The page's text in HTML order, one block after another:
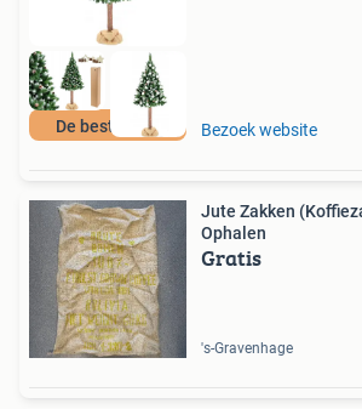
De beste prijs Bezoek website
Jute Zakken
Ophalen
Gratis
's-Gravenhage